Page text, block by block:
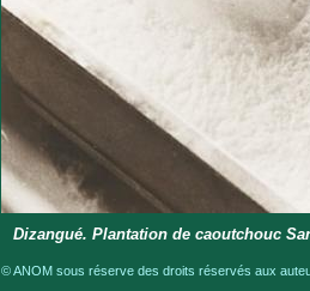
Dizangué. Plantation de caoutchouc
© ANOM sous réserve des droits réservés aux